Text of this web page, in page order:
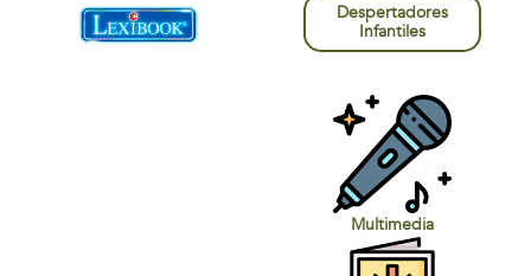
Despertadores
Infantiles
Multimedia